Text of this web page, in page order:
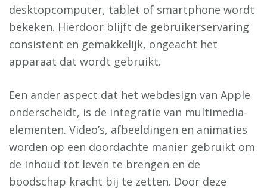
desktopcomputer, tablet of smartphone wordt
bekeken. Hierdoor blijft de gebruikerservaring
consistent en gemakkelijk, ongeacht het
apparaat dat wordt gebruikt.
Een ander aspect dat het webdesign van Apple
onderscheidt, is de integratie van multimedia-
elementen. Video’s, afbeeldingen en animaties
worden op een doordachte manier gebruikt om
de inhoud tot leven te brengen en de
boodschap kracht bij te zetten. Door deze